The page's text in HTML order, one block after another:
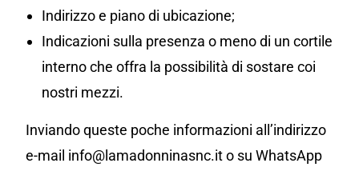
Indirizzo e piano di ubicazione;
Indicazioni sulla presenza o meno di un cortile
interno che offra la possibilità di sostare coi
nostri mezzi.
Inviando queste poche informazioni all’indirizzo
e-mail info@lamadonninasnc.it o su WhatsApp